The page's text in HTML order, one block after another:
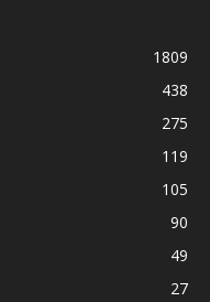
1809
438
275
119
105
90
49
27